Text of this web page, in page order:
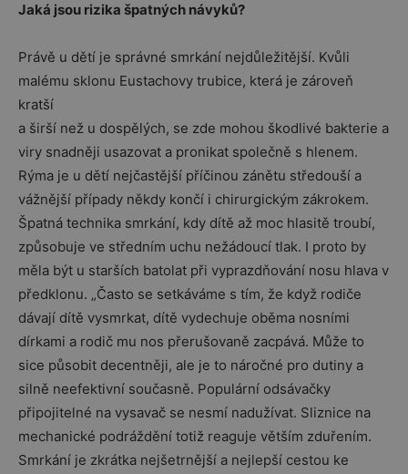
Jaká jsou rizika špatných návyků?
Právě u dětí je správné smrkání nejdůležitější. Kvůli
malému sklonu Eustachovy trubice, která je zároveň
kratší
a širší než u dospělých, se zde mohou škodlivé bakterie a
viry snadněji usazovat a pronikat společně s hlenem.
Rýma je u dětí nejčastější příčinou zánětu středouší a
vážnější případy někdy končí i chirurgickým zákrokem.
Špatná technika smrkání, kdy dítě až moc hlasitě troubí,
způsobuje ve středním uchu nežádoucí tlak. I proto by
měla být u starších batolat při vyprazdňování nosu hlava v
předklonu. „Často se setkáváme s tím, že když rodiče
dávají dítě vysmrkat, dítě vydechuje oběma nosními
dírkami a rodič mu nos přerušovaně zacpává. Může to
sice působit decentněji, ale je to náročné pro dutiny a
silně neefektivní současně. Populární odsávačky
připojitelné na vysavač se nesmí nadužívat. Sliznice na
mechanické podráždění totiž reaguje větším zduřením.
Smrkání je zkrátka nejšetrnější a nejlepší cestou ke